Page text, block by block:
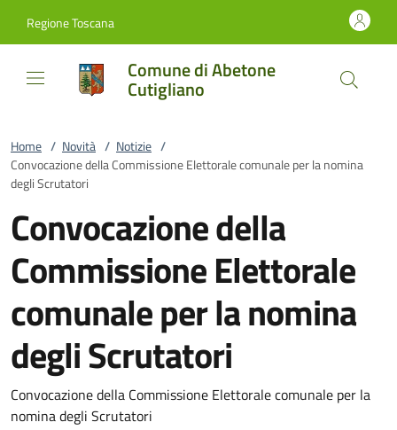
Regione Toscana
Comune di Abetone
Cutigliano
Home / Novità / Notizie /
Convocazione della Commissione Elettorale comunale per la nomina
degli Scrutatori
Convocazione della
Commissione Elettorale
comunale per la nomina
degli Scrutatori
Convocazione della Commissione Elettorale comunale per la
nomina degli Scrutatori